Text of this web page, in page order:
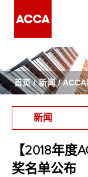
首页 新闻 ACCA
新闻
【2018年度
奖名单公布